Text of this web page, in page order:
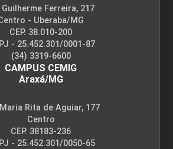
Guilherme Ferreira, 217
- Uberaba/MG
CEP. 38.010-200
- 25.452.301/0001-87
(34) 3319-6600
CAMPUS CEMIG
Araxá/MG
Rita de Aguiar, 177
Centro
CEP. 38183-236
- 25.452.301/0050-65